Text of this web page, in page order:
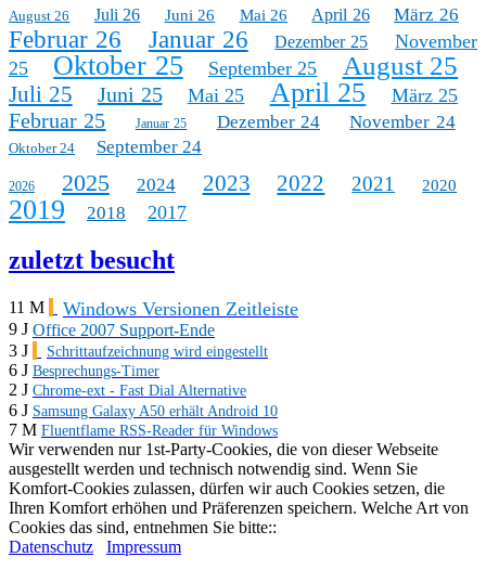
August 26 Juli 26 Juni 26 Mai 26 April 26 März 26
Februar 26 Januar 26 Dezember 25
November
25
Oktober 25 September 25 August 25
Juli 25 Juni 25 Mai 25 April 25 März 25
Februar 25 Januar 25 Dezember 24 November 24
Oktober 24 September 24
2026 2025 2024 2023 2022 2021 2020
2019 2018 2017
zuletzt besucht
11 M Windows Versionen Zeitleiste
9 J Office 2007 Support-Ende
3 J
Schrittaufzeichnung wird eingestellt
6 J Besprechungs-Timer
2 J Chrome-ext - Fast Dial Alternative
6 J Samsung Galaxy A50 erhält Android 10
7 M Fluentflame RSS-Reader für Windows
Wir verwenden nur 1st-Party-Cookies, die von dieser Webseite
ausgestellt werden und technisch notwendig sind. Wenn Sie
Komfort-Cookies zulassen, dürfen wir auch Cookies setzen, die
Ihren Komfort erhöhen und Präferenzen speichern. Welche Art von
Cookies das sind, entnehmen Sie bitte::
Datenschutz
Impressum